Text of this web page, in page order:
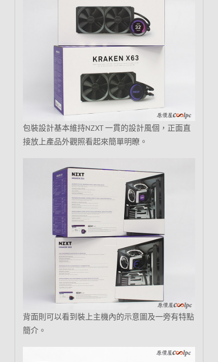
包裝設計基本維持NZXT 一貫的設計風個，正面直
接放上產品外觀照看起來簡單明瞭。
背面則可以看到裝上主機內的示意圖及一旁有特點
簡介。